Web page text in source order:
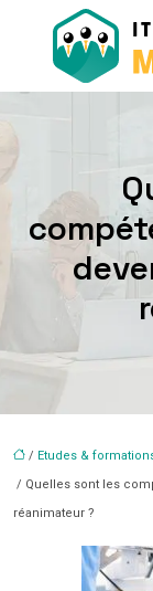
/ Etudes &
/ Quelles sont les
réanimateur ?